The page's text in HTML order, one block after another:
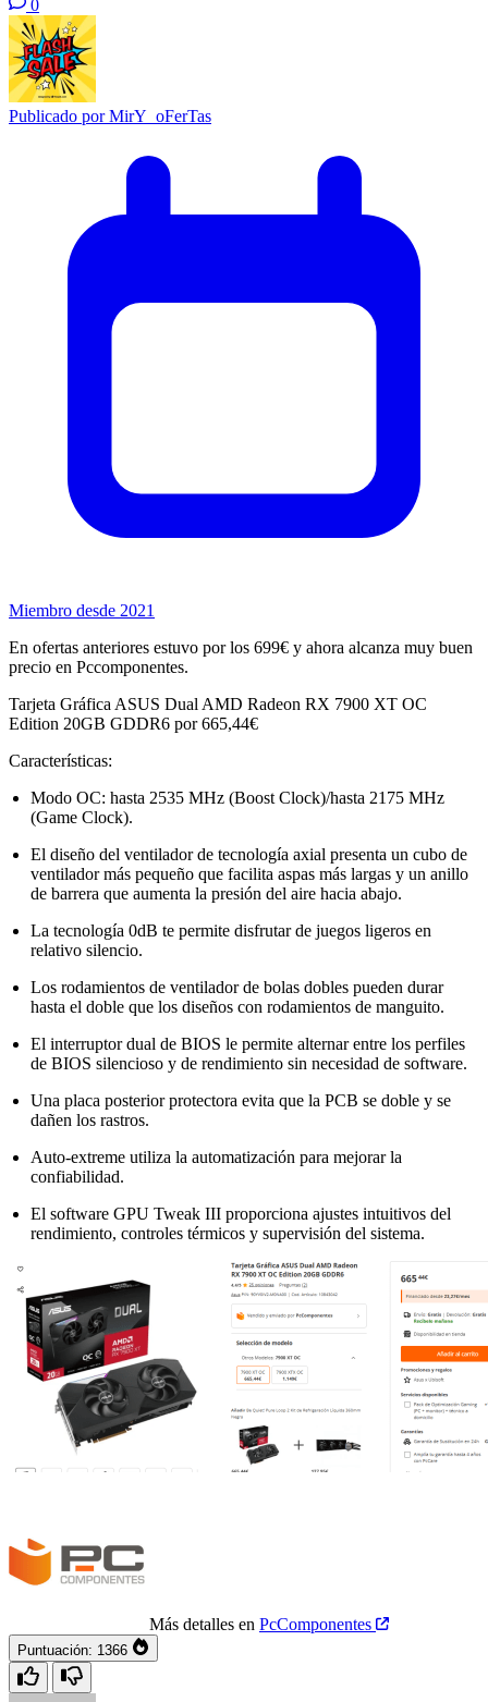
0
Publicado porMirY_oFerTas
Miembro desde 2021
En ofertas anteriores estuvo por los 699€ y ahora alcanza muy buen
precio en Pccomponentes.
Tarjeta Gráfica ASUS Dual AMD Radeon RX 7900 XT OC
Edition 20GB GDDR6 por 665,44€
Características:
Modo OC: hasta 2535 MHz (Boost Clock)/hasta 2175 MHz
(Game Clock).
El diseño del ventilador de tecnología axial presenta un cubo de
ventilador más pequeño que facilita aspas más largas y un anillo
de barrera que aumenta la presión del aire hacia abajo.
La tecnología 0dB te permite disfrutar de juegos ligeros en
relativo silencio.
Los rodamientos de ventilador de bolas dobles pueden durar
hasta el doble que los diseños con rodamientos de manguito.
El interruptor dual de BIOS le permite alternar entre los perfiles
de BIOS silencioso y de rendimiento sin necesidad de software.
Una placa posterior protectora evita que la PCB se doble y se
dañen los rastros.
Auto-extreme utiliza la automatización para mejorar la
confiabilidad.
El software GPU Tweak III proporciona ajustes intuitivos del
rendimiento, controles térmicos y supervisión del sistema.
Más detalles en PcComponentes
Puntuación: 1366